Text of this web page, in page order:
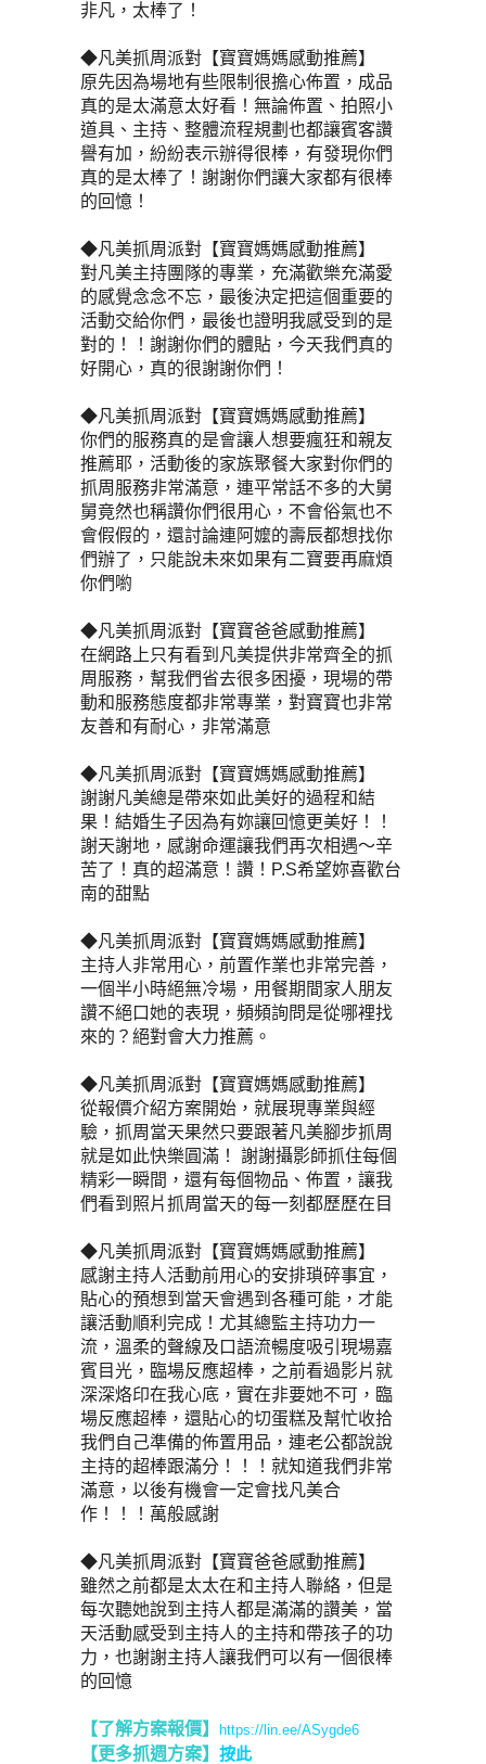
非凡，太棒了！
◆凡美抓周派對【寶寶媽媽感動推薦】
原先因為場地有些限制很擔心佈置，成品
真的是太滿意太好看！無論佈置、拍照小
道具、主持、整體流程規劃也都讓賓客讚
譽有加，紛紛表示辦得很棒，有發現你們
真的是太棒了！謝謝你們讓大家都有很棒
的回憶！
◆凡美抓周派對【寶寶媽媽感動推薦】
對凡美主持團隊的專業，充滿歡樂充滿愛
的感覺念念不忘，最後決定把這個重要的
活動交給你們，最後也證明我感受到的是
對的！！謝謝你們的體貼，今天我們真的
好開心，真的很謝謝你們！
◆凡美抓周派對【寶寶媽媽感動推薦】
你們的服務真的是會讓人想要瘋狂和親友
推薦耶，活動後的家族聚餐大家對你們的
抓周服務非常滿意，連平常話不多的大舅
舅竟然也稱讚你們很用心，不會俗氣也不
會假假的，還討論連阿嬤的壽辰都想找你
們辦了，只能說未來如果有二寶要再麻煩
你們喲
◆凡美抓周派對【寶寶爸爸感動推薦】
在網路上只有看到凡美提供非常齊全的抓
周服務，幫我們省去很多困擾，現場的帶
動和服務態度都非常專業，對寶寶也非常
友善和有耐心，非常滿意
◆凡美抓周派對【寶寶媽媽感動推薦】
謝謝凡美總是帶來如此美好的過程和結
果！結婚生子因為有妳讓回憶更美好！！
謝天謝地，感謝命運讓我們再次相遇～辛
苦了！真的超滿意！讚！P.S希望妳喜歡台
南的甜點
◆凡美抓周派對【寶寶媽媽感動推薦】
主持人非常用心，前置作業也非常完善，
一個半小時絕無冷場，用餐期間家人朋友
讚不絕口她的表現，頻頻詢問是從哪裡找
來的？絕對會大力推薦。
◆凡美抓周派對【寶寶媽媽感動推薦】
從報價介紹方案開始，就展現專業與經
驗，抓周當天果然只要跟著凡美腳步抓周
就是如此快樂圓滿！ 謝謝攝影師抓住每個
精彩一瞬間，還有每個物品、佈置，讓我
們看到照片抓周當天的每一刻都歷歷在目
◆凡美抓周派對【寶寶媽媽感動推薦】
感謝主持人活動前用心的安排瑣碎事宜，
貼心的預想到當天會遇到各種可能，才能
讓活動順利完成！尤其總監主持功力一
流，溫柔的聲線及口語流暢度吸引現場嘉
賓目光，臨場反應超棒，之前看過影片就
深深烙印在我心底，實在非要她不可，臨
場反應超棒，還貼心的切蛋糕及幫忙收拾
我們自己準備的佈置用品，連老公都說說
主持的超棒跟滿分！！！就知道我們非常
滿意，以後有機會一定會找凡美合
作！！！萬般感謝
◆凡美抓周派對【寶寶爸爸感動推薦】
雖然之前都是太太在和主持人聯絡，但是
每次聽她說到主持人都是滿滿的讚美，當
天活動感受到主持人的主持和帶孩子的功
力，也謝謝主持人讓我們可以有一個很棒
的回憶
【了解方案報價】 https://lin.ee/ASygde6
【更多抓週方案】 按此